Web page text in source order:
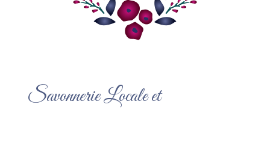
Savonnerie Locale et